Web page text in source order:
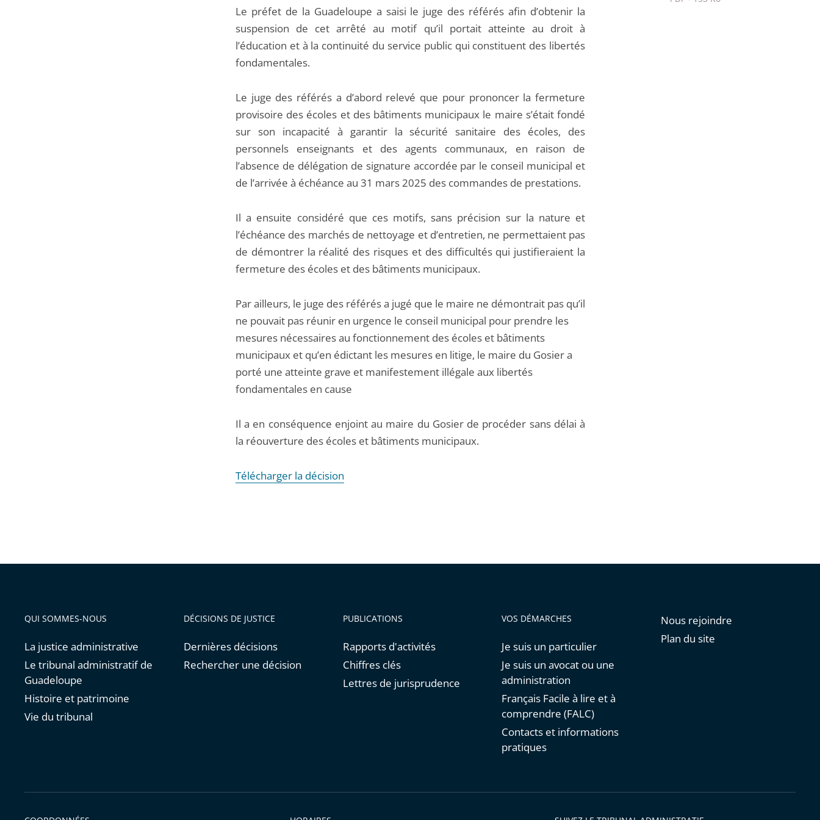
Le préfet de la Guadeloupe a saisi le juge des référés afin d’obtenir la
suspension de cet arrêté au motif qu’il portait atteinte au droit à
l’éducation et à la continuité du service public qui constituent des libertés
fondamentales.
Le juge des référés a d’abord relevé que pour prononcer la fermeture
provisoire des écoles et des bâtiments municipaux le maire s’était fondé
sur son incapacité à garantir la sécurité sanitaire des écoles, des
personnels enseignants et des agents communaux, en raison de
l’absence de délégation de signature accordée par le conseil municipal et
de l’arrivée à échéance au 31 mars 2025 des commandes de prestations.
Il a ensuite considéré que ces motifs, sans précision sur la nature et
l’échéance des marchés de nettoyage et d’entretien, ne permettaient pas
de démontrer la réalité des risques et des difficultés qui justifieraient la
fermeture des écoles et des bâtiments municipaux.
Par ailleurs, le juge des référés a jugé que le maire ne démontrait pas qu’il
ne pouvait pas réunir en urgence le conseil municipal pour prendre les
mesures nécessaires au fonctionnement des écoles et bâtiments
municipaux et qu’en édictant les mesures en litige, le maire du Gosier a
porté une atteinte grave et manifestement illégale aux libertés
fondamentales en cause
Il a en conséquence enjoint au maire du Gosier de procéder sans délai à
la réouverture des écoles et bâtiments municipaux.
Télécharger la décision
QUI SOMMES-NOUS
La justice administrative
Le tribunal administratif de
Guadeloupe
Histoire et patrimoine
Vie du tribunal
DÉCISIONS DE JUSTICE
Dernières décisions
Rechercher une décision
PUBLICATIONS
Rapports d'activités
Chiffres clés
Lettres de jurisprudence
VOS DÉMARCHES
Je suis un particulier
Je suis un avocat ou une
administration
Français Facile à lire et à
comprendre (FALC)
Contacts et informations
pratiques
Nous rejoindre
Plan du site